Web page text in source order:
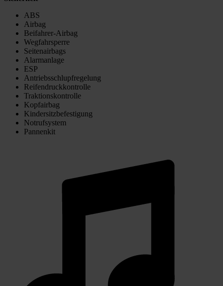
ABS
Airbag
Beifahrer-Airbag
Wegfahrsperre
Seitenairbags
Alarmanlage
ESP
Antriebsschlupfregelung
Reifendruckkontrolle
Traktionskontrolle
Kopfairbag
Kindersitzbefestigung
Notrufsystem
Pannenkit